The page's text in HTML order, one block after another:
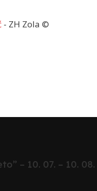
- ZH Zola ©
– 10. 07. – 10. 08.